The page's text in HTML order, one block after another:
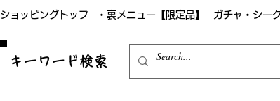
ショッピングトップ ・裏メニュー【限定品】 ガチャ・シー
​キーワード検索